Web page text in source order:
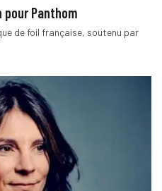
pour Panthom
de foil française, soutenu par